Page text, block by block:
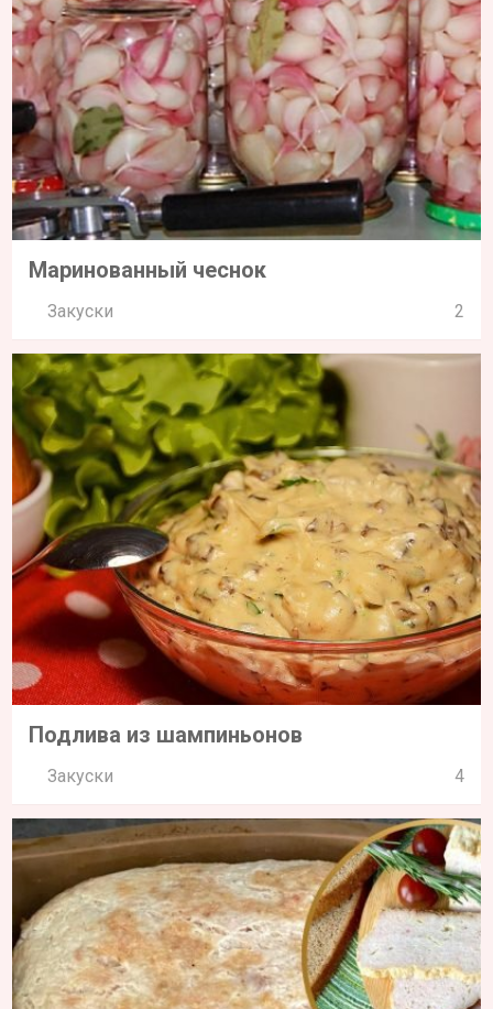
Маринованный чеснок
Закуски 2
Подлива из шампиньонов
Закуски 4